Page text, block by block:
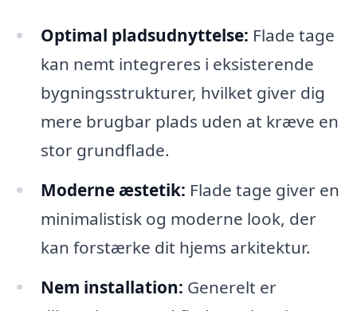
Optimal pladsudnyttelse: Flade tage
kan nemt integreres i eksisterende
bygningsstrukturer, hvilket giver dig
mere brugbar plads uden at kræve en
stor grundflade.
Moderne æstetik: Flade tage giver en
minimalistisk og moderne look, der
kan forstærke dit hjems arkitektur.
Nem installation: Generelt er